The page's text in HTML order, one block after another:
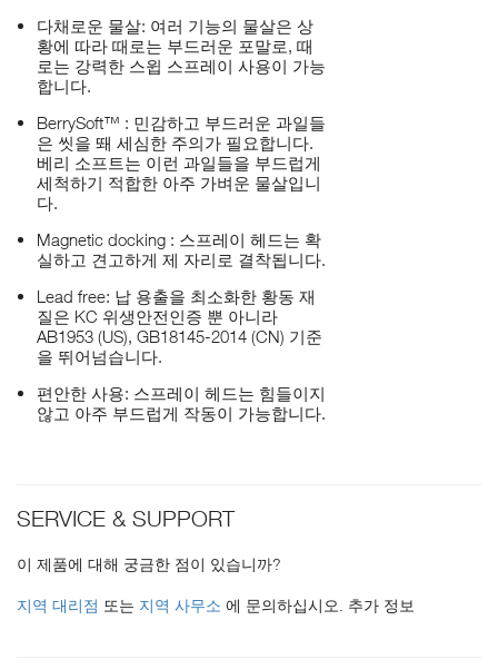
다채로운 물살: 여러 기능의 물살은 상
황에 따라 때로는 부드러운 포말로, 때
로는 강력한 스윕 스프레이 사용이 가능
합니다.
BerrySoft™ : 민감하고 부드러운 과일들
은 씻을 뙈 세심한 주의가 필요합니다.
베리 소프트는 이런 과일들을 부드럽게
세척하기 적합한 아주 가벼운 물살입니
다.
Magnetic docking : 스프레이 헤드는 확
실하고 견고하게 제 자리로 결착됩니다.
Lead free: 납 용출을 최소화한 황동 재
질은 KC 위생안전인증 뿐 아니라
AB1953 (US), GB18145-2014 (CN) 기준
을 뛰어넘습니다.
편안한 사용: 스프레이 헤드는 힘들이지
않고 아주 부드럽게 작동이 가능합니다.
SERVICE & SUPPORT
이 제품에 대해 궁금한 점이 있습니까?
지역 대리점 또는 지역 사무소 에 문의하십시오. 추가 정보